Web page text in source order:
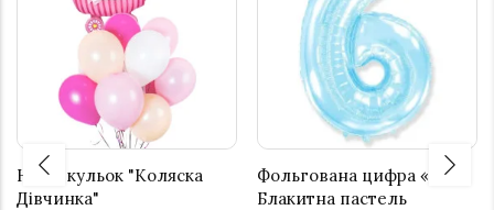
Набір кульок "Коляска
Дівчинка"
Фольгована цифра «6»
Блакитна пастель